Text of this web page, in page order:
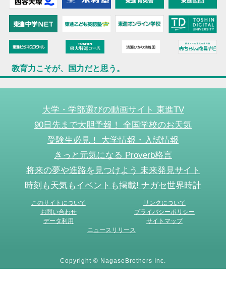
教育力こそが、国力だと思う。
大学・学部選びの動画サイト 東進TV
90日先まで大胆予報！ 全国学校のお天気
受験生必見！ 大学情報・入試情報
きっと元気になる Proverb格言
将来の夢や進路を見つけよう 未来発見サイト
時刻も天気もイベントも掲載! ナガセ世界時計
このサイトについて
リンクについて
お問い合わせ
プライバシーポリシー
データ利用
サイトマップ
ニュースリリース
Copyright © NagaseBrothers Inc.